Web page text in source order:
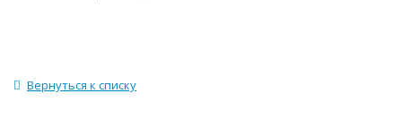
Вернуться к списку